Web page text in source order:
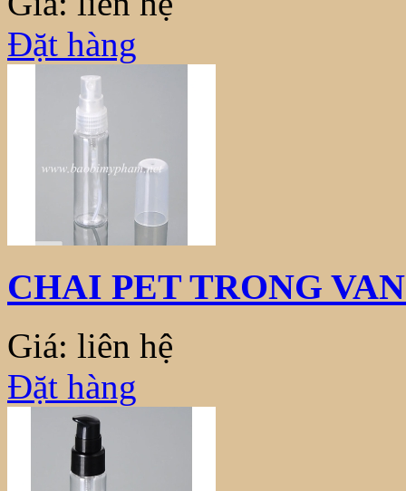
Đặt hàng
CHAI PET TRONG
Giá: liên hệ
Đặt hàng